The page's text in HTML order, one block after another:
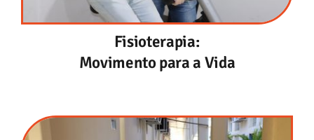
Fisioterapia:
Movimento para a Vida